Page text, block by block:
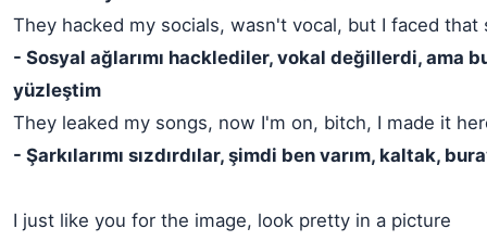
They hacked my socials, wasn't vocal, but I faced that
- Sosyal ağlarımı hacklediler, vokal değillerdi, ama
yüzleştim
They leaked my songs, now I'm on, bitch, I made it
- Şarkılarımı sızdırdılar, şimdi ben varım, kaltak,
I just like you for the image, look pretty in a picture